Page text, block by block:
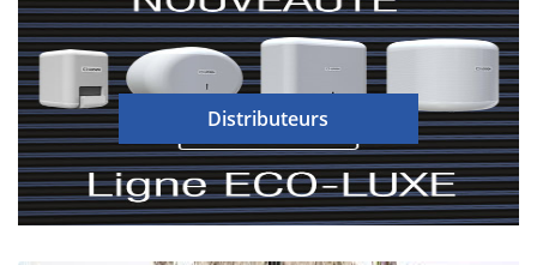
Distributeurs